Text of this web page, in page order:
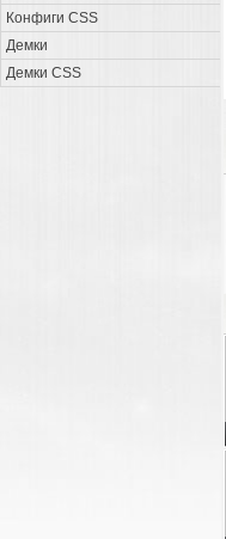
Конфиги CSS
Демки
Демки CSS